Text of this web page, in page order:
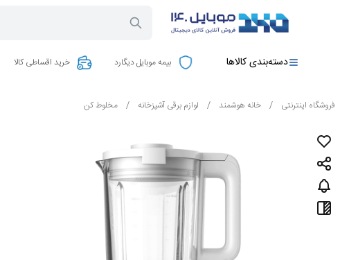
دسته‌بندی کالاها بیمه موبایل دیگارد خرید اقساطی کالا
فروشگاه اینترنتی / خانه هوشمند / لوازم برقی آشپزخانه / مخلوط کن